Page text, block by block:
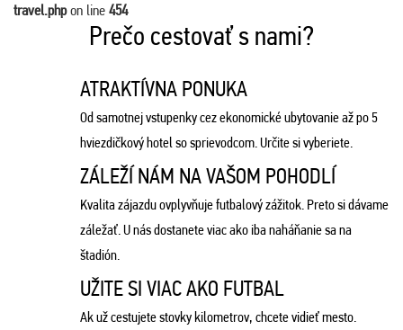
travel.phpon line 454
Prečo cestovať s nami?
ATRAKTÍVNA PONUKA
Od samotnej vstupenky cez ekonomické ubytovanie až po 5
hviezdičkový hotel so sprievodcom. Určite si vyberiete.
ZÁLEŽÍ NÁM NA VAŠOM POHODLÍ
Kvalita zájazdu ovplyvňuje futbalový zážitok. Preto si dávame
záležať. U nás dostanete viac ako iba naháňanie sa na
štadión.
UŽITE SI VIAC AKO FUTBAL
Ak už cestujete stovky kilometrov, chcete vidieť mesto.